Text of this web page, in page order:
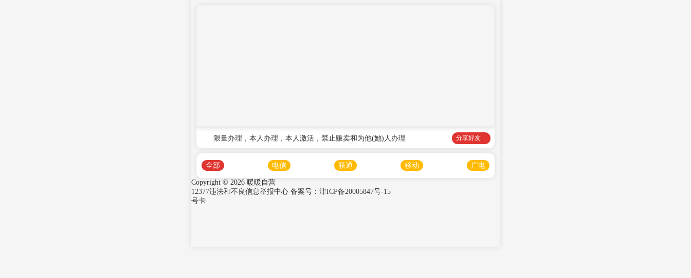
限量办理，本人办理，本人激活，禁止贩卖和为他(她)人办理 分享好友
全部 电信 联通 移动 广电
Copyright © 2026 暖暖自营
12377违法和不良信息举报中心 备案号： 津ICP备20005847号-15
号卡